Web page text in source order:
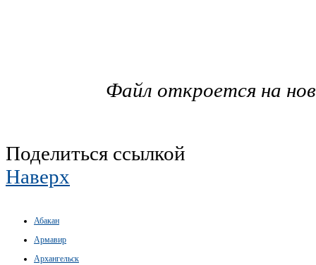
Файл откроется на
Поделиться ссылкой
Наверх
Абакан
Армавир
Архангельск